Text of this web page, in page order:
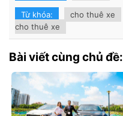
Từ khóa: cho thuê xe
cho thuê xe
Bài viết cùng chủ đề: